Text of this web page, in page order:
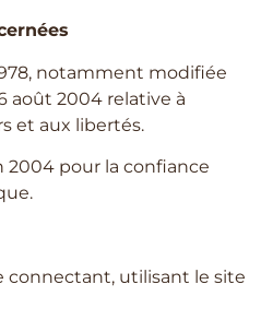
notamment modifiée
août 2004 relative à
et aux libertés.
2004 pour la confiance
connectant, utilisant le site